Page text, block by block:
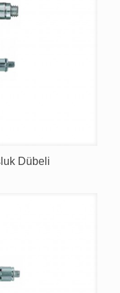
Dübeli